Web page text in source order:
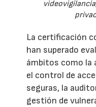
La certificación
han superado
ámbitos como la
el control de
seguras, la
gestión de